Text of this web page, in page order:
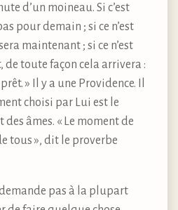
d’un moineau. Si c’est
pour demain ; si ce n’est
maintenant ; si ce n’est
toute façon cela arrivera :
» Il y a une Providence. Il
choisi par Lui est le
âmes. « Le moment de
tous », dit le proverbe
pas à la plupart